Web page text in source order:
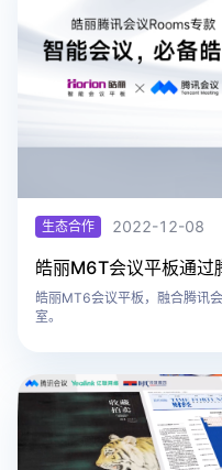
生态合作 2022-12-08
皓丽M6T会议平板通过
皓丽MT6会议平板，融合腾讯
室。